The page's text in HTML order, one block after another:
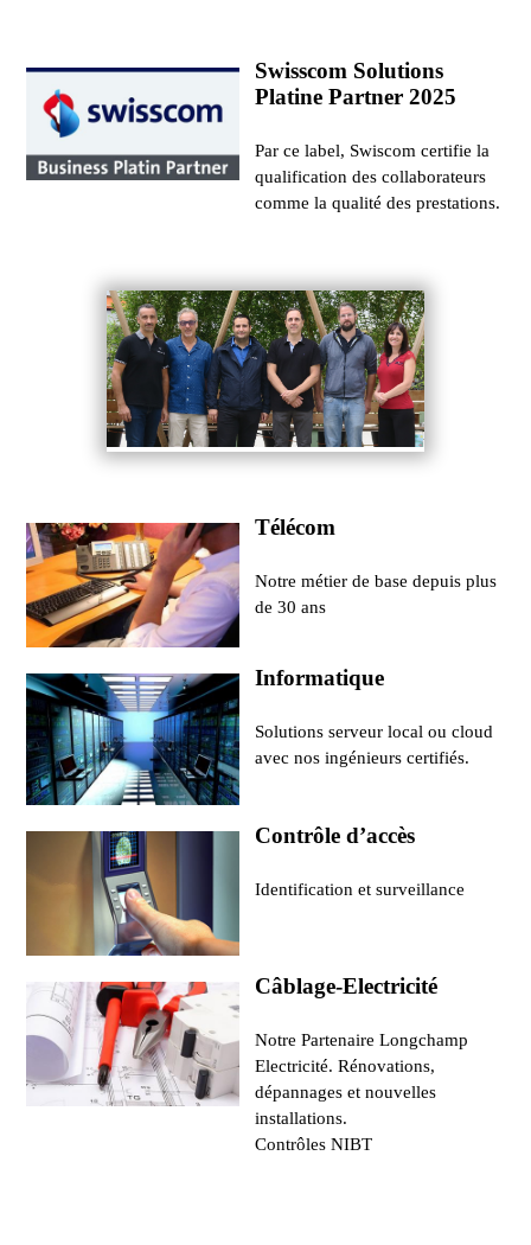
Swisscom Solutions
Platine Partner 2025
Par ce label, Swiscom certifie la
qualification des collaborateurs
comme la qualité des prestations.
Télécom
Notre métier de base depuis plus
de 30 ans
Informatique
Solutions serveur local ou cloud
avec nos ingénieurs certifiés.
Contrôle d’accès
Identification et surveillance
Câblage-Electricité
Notre Partenaire Longchamp
Electricité. Rénovations,
dépannages et nouvelles
installations.
Contrôles NIBT